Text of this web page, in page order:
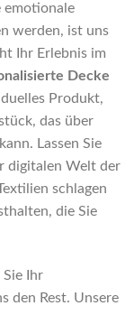
emotionale
werden, ist uns
Ihr Erlebnis im
Decke
Produkt,
das über
Lassen Sie
digitalen Welt der
schlagen
die Sie
Sie Ihr
den Rest. Unsere